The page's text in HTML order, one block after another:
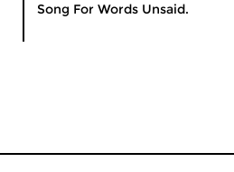
Song For Words Unsaid.